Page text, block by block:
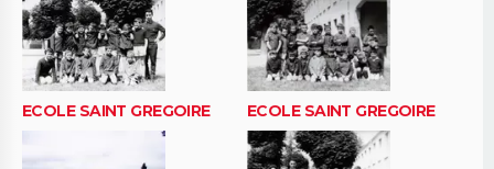
ECOLE SAINT GREGOIRE ECOLE SAINT GREGOIRE